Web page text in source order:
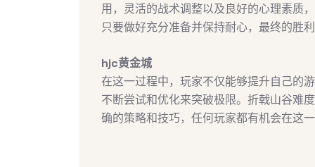
用，灵活的战术调整以及良好的心理素质
只要做好充分准备并保持耐心，最终的胜
hjc黄金城
在这一过程中，玩家不仅能够提升自己的
不断尝试和优化来突破极限。折戟山谷难
确的策略和技巧，任何玩家都有机会在这